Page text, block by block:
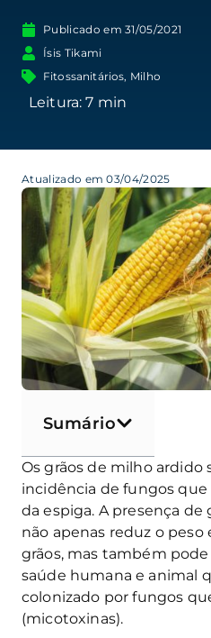
Publicado em 31/05/2021
Ísis Tikami
Fitossanitários, Milho
Atualizado em 03/04/2025
Sumário
Os grãos de milho ardido
incidência de fungos
da espiga. A presença
não apenas reduz o peso
grãos, mas também
saúde humana e animal
colonizado por fungos
(micotoxinas).